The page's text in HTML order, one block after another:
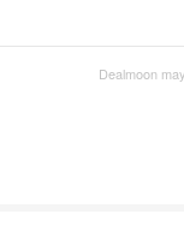
Dealmoon